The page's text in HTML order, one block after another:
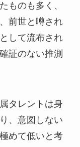
ものも多く、
前世と噂され
して流布され
証のない推測
タレントは身
、意図しない
めて低いと考